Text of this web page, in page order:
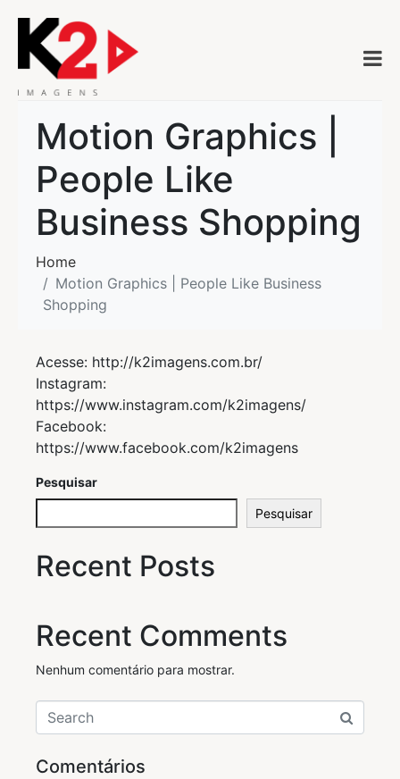
Motion Graphics |
People Like
Business Shopping
Home
Motion Graphics | People Like Business
Shopping
Acesse: http://k2imagens.com.br/
Instagram:
https://www.instagram.com/k2imagens/
Facebook:
https://www.facebook.com/k2imagens
Pesquisar
Pesquisar
Recent Posts
Recent Comments
Nenhum comentário para mostrar.
Comentários